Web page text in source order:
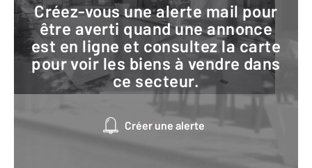
Créez-vous une alerte mail pour
être averti quand une annonce
est en ligne et consultez la carte
pour voir les biens à vendre dans
ce secteur.
Créer une alerte